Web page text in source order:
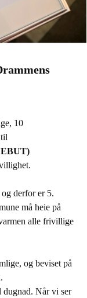
10
derfor er 5.
må heie på
alle frivillige
og beviset på
Når vi ser